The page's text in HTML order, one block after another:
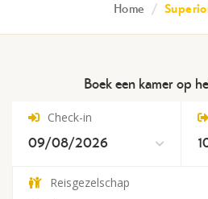
Home /
Boek een kamer op
Check-in
Reisgezelschap